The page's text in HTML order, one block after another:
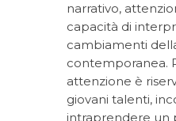
narrativo,
capacità di
cambiamenti
contemporanea.
attenzione è
giovani talenti,
intraprendere un